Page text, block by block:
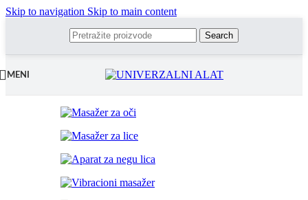
Skip to navigation Skip to main content
Search
MENI